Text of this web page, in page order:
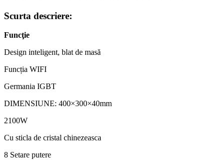
Scurta descriere:
Funcţie
Design inteligent, blat de masă
Funcția WIFI
Germania IGBT
DIMENSIUNE: 400×300×40mm
2100W
Cu sticla de cristal chinezeasca
8 Setare putere